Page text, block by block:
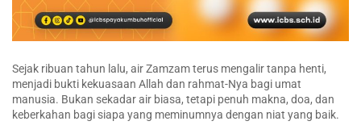
Sejak ribuan tahun lalu, air Zamzam terus mengalir tanpa henti,
menjadi bukti kekuasaan Allah dan rahmat-Nya bagi umat
manusia. Bukan sekadar air biasa, tetapi penuh makna, doa, dan
keberkahan bagi siapa yang meminumnya dengan niat yang baik.